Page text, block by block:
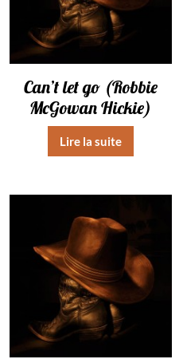
Can’t let go (Robbie
McGowan Hickie)
Lire la suite